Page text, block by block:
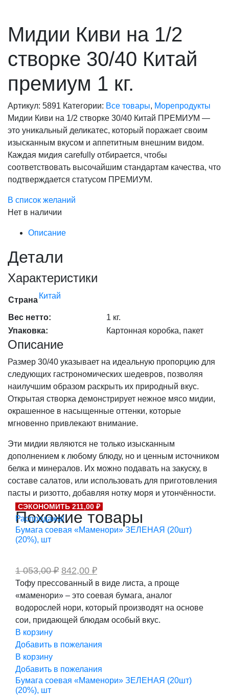
Мидии Киви на 1/2
створке 30/40 Китай
премиум 1 кг.
Артикул: 5891 Категории: Все товары, Морепродукты
Мидии Киви на 1/2 створке 30/40 Китай ПРЕМИУМ —
это уникальный деликатес, который поражает своим
изысканным вкусом и аппетитным внешним видом.
Каждая мидия carefully отбирается, чтобы
соответствовать высочайшим стандартам качества, что
подтверждается статусом ПРЕМИУМ.
В список желаний
Нет в наличии
Описание
Детали
Характеристики
Страна Китай
Вес нетто:
1 кг.
Упаковка:
Картонная коробка, пакет
Описание
Размер 30/40 указывает на идеальную пропорцию для
следующих гастрономических шедевров, позволяя
наилучшим образом раскрыть их природный вкус.
Открытая створка демонстрирует нежное мясо мидии,
окрашенное в насыщенные оттенки, которые
мгновенно привлекают внимание.
Эти мидии являются не только изысканным
дополнением к любому блюду, но и ценным источником
белка и минералов. Их можно подавать на закуску, в
составе салатов, или использовать для приготовления
пасты и ризотто, добавляя нотку моря и утончённости.
Похожие товары
СЭКОНОМИТЬ 211,00 ₽
Распродажа!
Бумага соевая «Маменори» ЗЕЛЕНАЯ (20шт)
(20%), шт
1 053,00₽ Первоначальная
цена
составляла
1
053,00 ₽.
842,00 ₽Текущая
цена:
842,00 ₽.
Тофу прессованный в виде листа, а проще
«маменори» – это соевая бумага, аналог
водорослей нори, который производят на основе
сои, придающей блюдам особый вкус.
В корзину
Добавить в пожелания
В корзину
Добавить в пожелания
Бумага соевая «Маменори» ЗЕЛЕНАЯ (20шт)
(20%), шт